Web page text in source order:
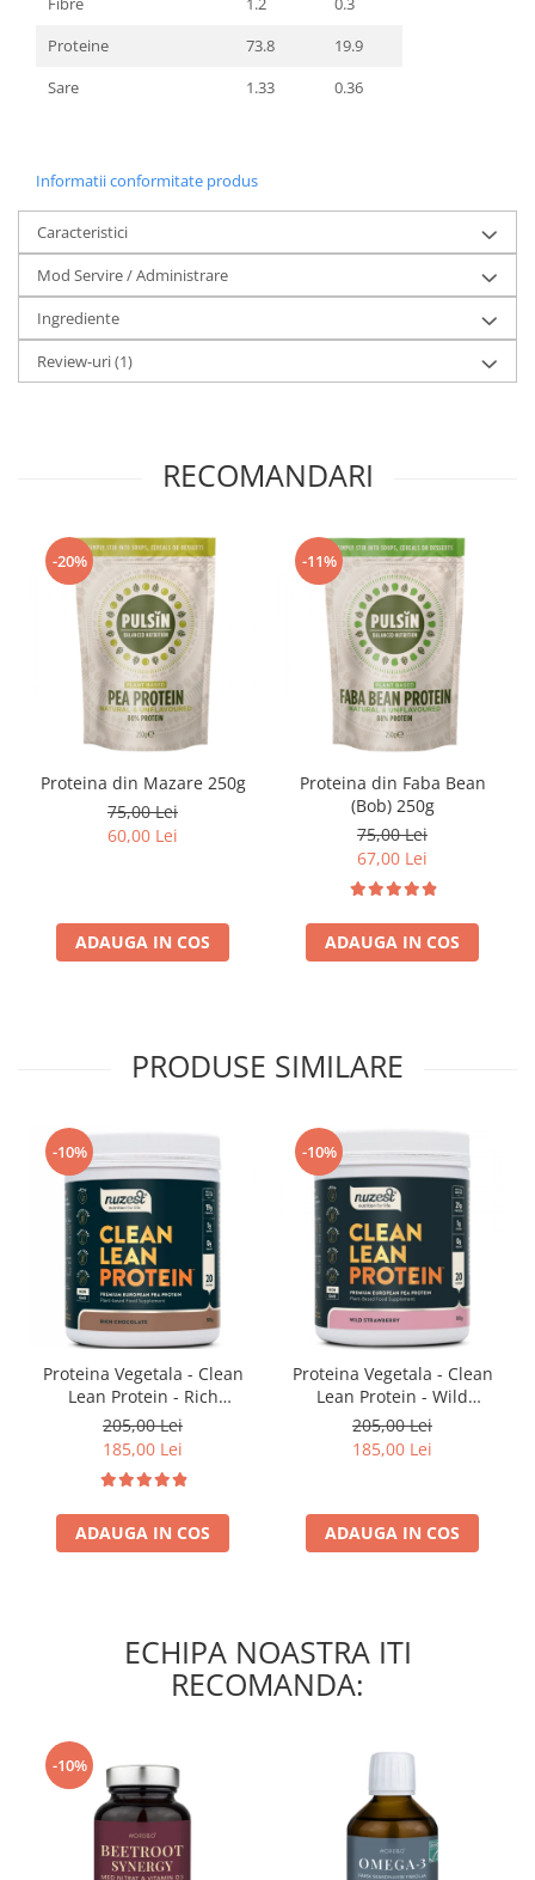
Proteine
73.8
19.9
Sare
1.33 0.36
Informatii conformitate produs
Caracteristici
Mod Servire / Administrare
Ingrediente
Review-uri(1)
RECOMANDARI
-20%
Proteina din Mazare 250g
75,00 Lei
60,00 Lei
ADAUGA IN COS
-11%
Proteina din Faba Bean
(Bob) 250g
75,00 Lei
67,00 Lei
ADAUGA IN COS
PRODUSE SIMILARE
-10%
Proteina Vegetala - Clean
Lean Protein - Rich
Chocolate
205,00 Lei
185,00 Lei
ADAUGA IN COS
-10%
Proteina Vegetala - Clean
Lean Protein - Wild
Strawberry
205,00 Lei
185,00 Lei
ADAUGA IN COS
ECHIPA NOASTRA ITI
RECOMANDA:
-10%